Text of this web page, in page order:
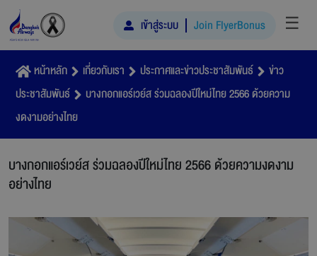
เข้าสู่ระบบ Join FlyerBonus ☰
หน้าหลัก เกี่ยวกับเรา ประกาศและข่าวประชาสัมพันธ์
ข่าว
ประชาสัมพันธ์
บางกอกแอร์เวย์ส ร่วมฉลองปีใหม่ไทย 2566 ด้วยความ
งดงามอย่างไทย
บางกอกแอร์เวย์ส ร่วมฉลองปีใหม่ไทย 2566 ด้วยความงดงาม
อย่างไทย